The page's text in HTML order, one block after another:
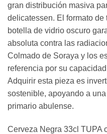
gran distribución masiva
delicatessen. El formato de
botella de vidrio oscuro
absoluta contra las
Colmado de Soraya y los
referencia por su
Adquirir esta pieza es
sostenible, apoyando a
primario abulense.
Cerveza Negra 33cl TUPA